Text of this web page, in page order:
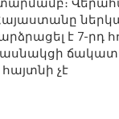
Հայաստանը
է 7-րդ
չէ